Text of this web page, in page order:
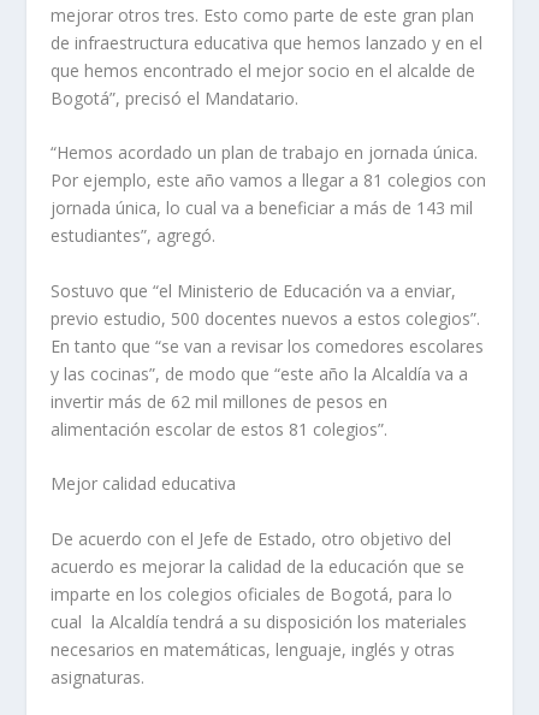
mejorar otros tres. Esto como parte de este gran plan
de infraestructura educativa que hemos lanzado y en el
que hemos encontrado el mejor socio en el alcalde de
Bogotá”, precisó el Mandatario.
“Hemos acordado un plan de trabajo en jornada única.
Por ejemplo, este año vamos a llegar a 81 colegios con
jornada única, lo cual va a beneficiar a más de 143 mil
estudiantes”, agregó.
Sostuvo que “el Ministerio de Educación va a enviar,
previo estudio, 500 docentes nuevos a estos colegios”.
En tanto que “se van a revisar los comedores escolares
y las cocinas”, de modo que “este año la Alcaldía va a
invertir más de 62 mil millones de pesos en
alimentación escolar de estos 81 colegios”.
Mejor calidad educativa
De acuerdo con el Jefe de Estado, otro objetivo del
acuerdo es mejorar la calidad de la educación que se
imparte en los colegios oficiales de Bogotá, para lo
cual la Alcaldía tendrá a su disposición los materiales
necesarios en matemáticas, lenguaje, inglés y otras
asignaturas.